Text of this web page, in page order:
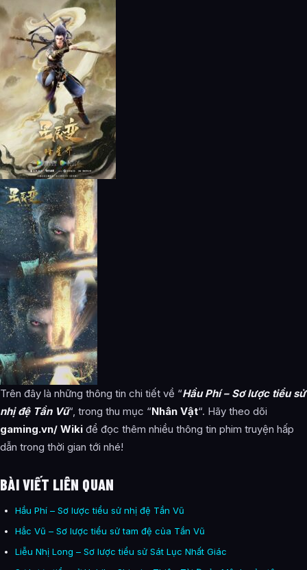
Trên đây là những thông tin chi tiết về “Hầu Phí – Sơ lược tiểu sử
nhị đệ Tần Vũ“, trong thu mục “Nhân Vật“. Hãy theo dõi
gaming.vn/ Wiki để đọc thêm nhiều thông tin phim truyện hấp
dẫn trong thời gian tới nhé!
BÀI VIẾT LIÊN QUAN
Hầu Phí – Sơ lược tiểu sử nhị đệ Tần Vũ
Hắc Vũ – Sơ lược tiểu sử tam đệ của Tần Vũ
Liễu Nhị Long – Sơ lược tiểu sử Sát Lục Nhất Giác